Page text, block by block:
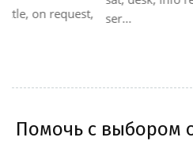
ser...
Помочь с выбором